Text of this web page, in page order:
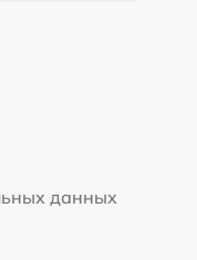
данных